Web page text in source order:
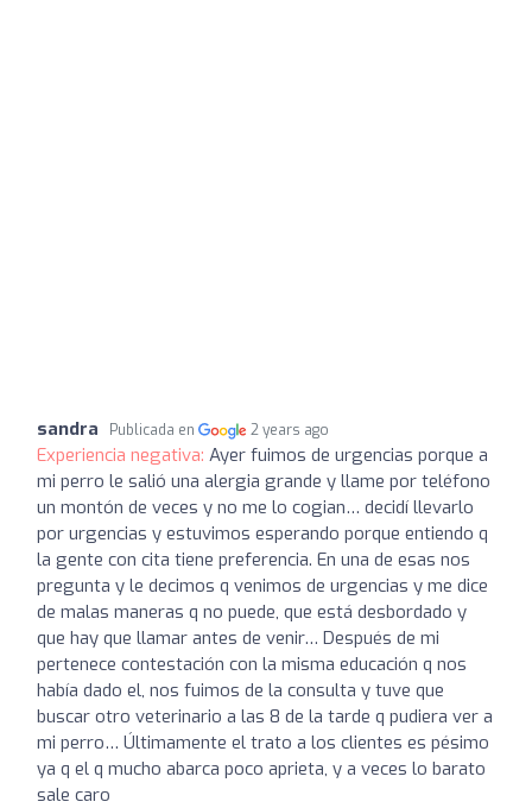
sandra Publicada en 2 years ago
Experiencia negativa: Ayer fuimos de urgencias porque a
mi perro le salió una alergia grande y llame por teléfono
un montón de veces y no me lo cogian… decidí llevarlo
por urgencias y estuvimos esperando porque entiendo q
la gente con cita tiene preferencia. En una de esas nos
pregunta y le decimos q venimos de urgencias y me dice
de malas maneras q no puede, que está desbordado y
que hay que llamar antes de venir… Después de mi
pertenece contestación con la misma educación q nos
había dado el, nos fuimos de la consulta y tuve que
buscar otro veterinario a las 8 de la tarde q pudiera ver a
mi perro… Últimamente el trato a los clientes es pésimo
ya q el q mucho abarca poco aprieta, y a veces lo barato
sale caro